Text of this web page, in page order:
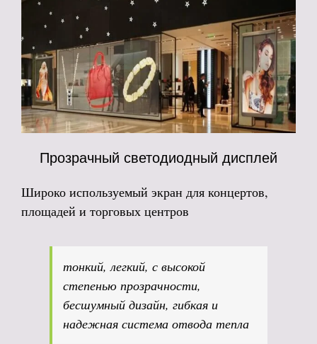
Прозрачный светодиодный дисплей
Широко используемый экран для концертов,
площадей и торговых центров
тонкий, легкий, с высокой
степенью прозрачности,
бесшумный дизайн, гибкая и
надежная система отвода тепла